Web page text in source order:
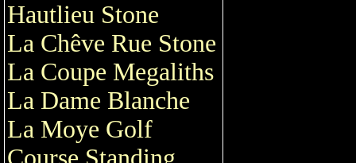
Hautlieu Stone
La Chêve Rue Stone
La Coupe Megaliths
La Dame Blanche
La Moye Golf